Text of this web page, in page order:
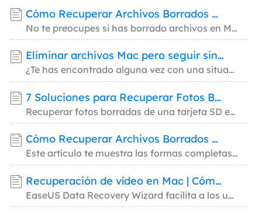
Cómo Recuperar Archivos Borrados por Terminal Mac
No te preocupes si has borrado archivos en Mac. Aquí, te mostraremos cómo recuperar archiv
Eliminar archivos Mac pero seguir sin espacio: 4 soluciones
¿Te has encontrado alguna vez con una situación en la que el espacio de tu Mac sigue estan
7 Soluciones para Recuperar Fotos Borradas de Tarjeta SD en Mac
Recuperar fotos borradas de una tarjeta SD en Mac con EaseUS Data Recovery Wizard for Mac
Cómo Recuperar Archivos Borrados Mac permanentemente (2026)
Este artículo te muestra las formas completas de recuperar archivos eliminados permanentem
Recuperación de vídeo en Mac | Cómo recuperar vídeos borrados en Mac
EaseUS Data Recovery Wizard facilita a los usuarios la recuperación de vídeo perdido o eli